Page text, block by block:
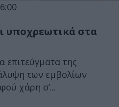
υποχρεωτικά στα
επιτεύγματα της
των εμβολίων
χάρη σ’...